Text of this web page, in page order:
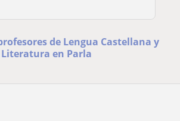
de Lengua Castellana y
Literatura en Parla